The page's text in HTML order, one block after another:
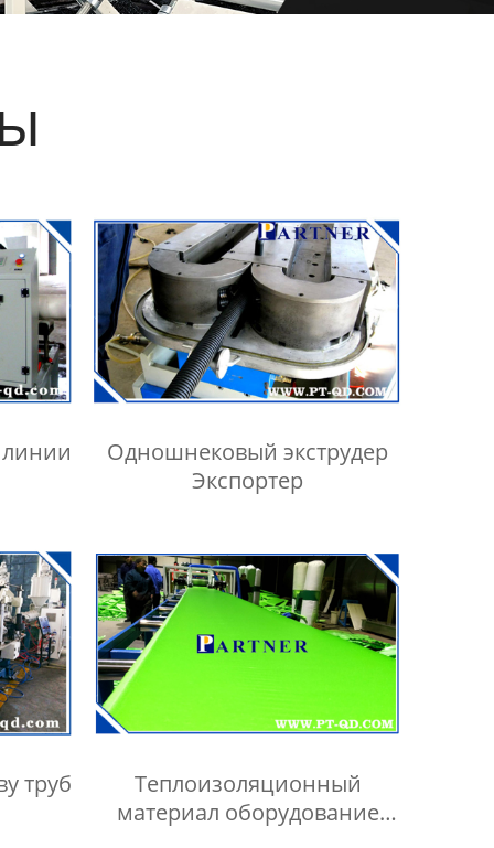
Одношнековый экструдер
Экспортер
труб
Теплоизоляционный
материал оборудование